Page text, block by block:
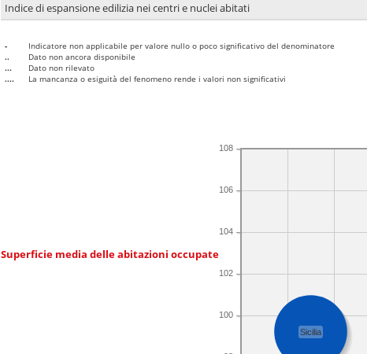
Indice di espansione edilizia nei centri e nuclei abitati
-
Indicatore non applicabile per valore nullo o poco significativo del denominatore
..
Dato non ancora disponibile
...
Dato non rilevato
....
La mancanza o esiguità del fenomeno rende i valori non significativi
Superficie media delle abitazioni occupate
100
102
104
106
108
Sicilia